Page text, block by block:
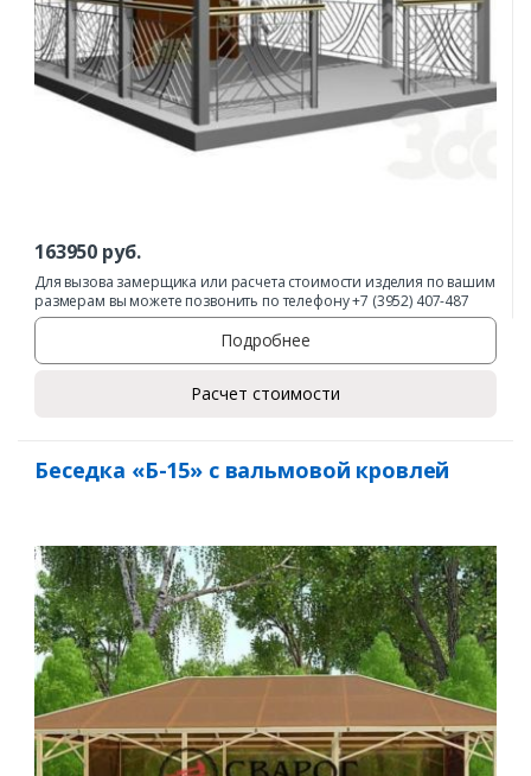
163950 руб.
Для вызова замерщика или расчета стоимости изделия по вашим
размерам вы можете позвонить по телефону +7 (3952) 407-487
Подробнее
Расчет стоимости
Беседка «Б-15» с вальмовой кровлей